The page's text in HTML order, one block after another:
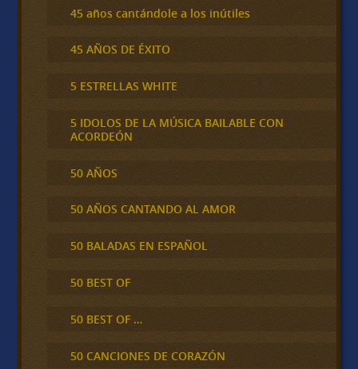
45 años cantándole a los inútiles
45 AÑOS DE ÉXITO
5 ESTRELLAS WHITE
5 IDOLOS DE LA MÚSICA BAILABLE CON
ACORDEÓN
50 AÑOS
50 AÑOS CANTANDO AL AMOR
50 BALADAS EN ESPAÑOL
50 BEST OF
50 BEST OF …
50 CANCIONES DE CORAZÓN